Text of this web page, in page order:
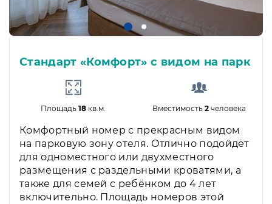
Стандарт «Комфорт» с видом на парк
Площадь18 кв.м. Вместимость2 человека
Комфортный номер с прекрасным видом
на парковую зону отеля. Отлично подойдёт
для одноместного или двухместного
размещения с раздельными кроватями, а
также для семей с ребёнком до 4 лет
включительно. Площадь номеров этой